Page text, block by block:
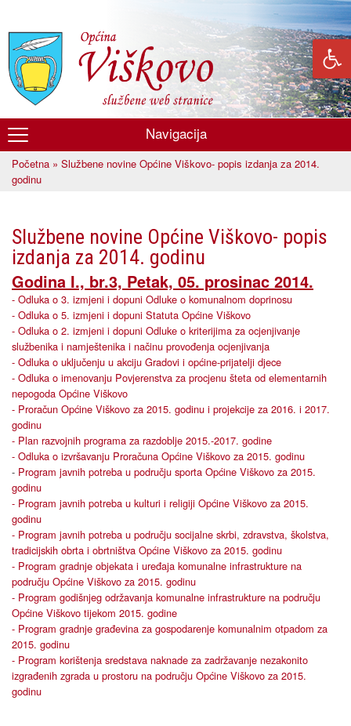
glavni
sadržaj
Općina
Viškovo
Navigacija
Vi ste ovdje
Početna » Službene novine Općine Viškovo- popis izdanja za 2014.
godinu
Službene novine Općine Viškovo- popis
izdanja za 2014. godinu
Godina I., br.3, Petak, 05. prosinac 2014.
- Odluka o 3. izmjeni i dopuni Odluke o komunalnom doprinosu
- Odluka o 5. izmjeni i dopuni Statuta Općine Viškovo
- Odluka o 2. izmjeni i dopuni Odluke o kriterijima za ocjenjivanje
službenika i namještenika i načinu provođenja ocjenjivanja
- Odluka o uključenju u akciju Gradovi i općine-prijatelji djece
- Odluka o imenovanju Povjerenstva za procjenu šteta od elementarnih
nepogoda Općine Viškovo
- Proračun Općine Viškovo za 2015. godinu i projekcije za 2016. i 2017.
godinu
- Plan razvojnih programa za razdoblje 2015.-2017. godine
- Odluka o izvršavanju Proračuna Općine Viškovo za 2015. godinu
- Program javnih potreba u području sporta Općine Viškovo za 2015.
godinu
- Program javnih potreba u kulturi i religiji Općine Viškovo za 2015.
godinu
- Program javnih potreba u području socijalne skrbi, zdravstva, školstva,
tradicijskih obrta i obrtništva Općine Viškovo za 2015. godinu
- Program gradnje objekata i uređaja komunalne infrastrukture na
području Općine Viškovo za 2015. godinu
- Program godišnjeg održavanja komunalne infrastrukture na području
Općine Viškovo tijekom 2015. godine
- Program gradnje građevina za gospodarenje komunalnim otpadom za
2015. godinu
- Program korištenja sredstava naknade za zadržavanje nezakonito
izgrađenih zgrada u prostoru na području Općine Viškovo za 2015.
godinu